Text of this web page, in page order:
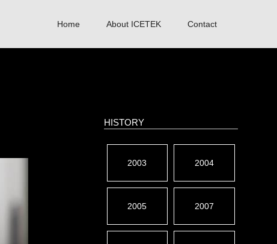
Home About ICETEK Contact
HISTORY
2003 2004
2005 2007